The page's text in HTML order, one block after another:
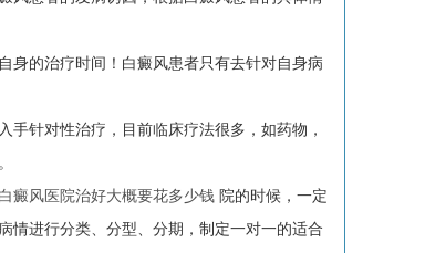
的治疗时间！白癜风患者只有去针对自身病
针对性治疗，目前临床疗法很多，如药物，
癜风医院治好大概要花多少钱 院的时候，一定
情进行分类、分型、分期，制定一对一的适合